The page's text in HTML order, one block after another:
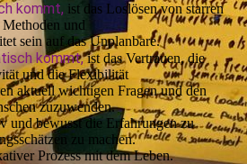
kommt, ist das Loslösen von starren
Methoden und
sein auf das Unplanbare.
kommt,ist das Vertrauen, die
und die Flexibilität
aktuell wichtigen Fragen und den
zuzuwenden.
und bewusst die Erfahrungen zu
zu machen.
Prozess mit dem Leben.